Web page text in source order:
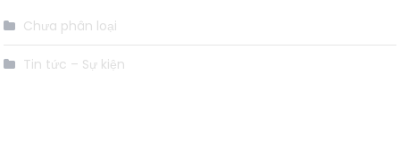
Chưa phân loại
Tin tức – Sự kiện